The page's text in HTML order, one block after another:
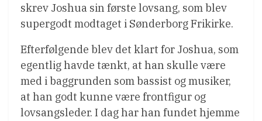
skrev Joshua sin første lovsang, som blev
supergodt modtaget i Sønderborg Frikirke.
Efterfølgende blev det klart for Joshua, som
egentlig havde tænkt, at han skulle være
med i baggrunden som bassist og musiker,
at han godt kunne være frontfigur og
lovsangsleder. I dag har han fundet hjemme